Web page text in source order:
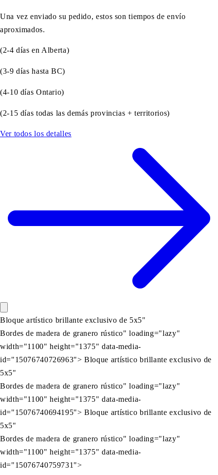
Una vez enviado su pedido, estos son tiempos de envío
aproximados.
(2-4 días en Alberta)
(3-9 días hasta BC)
(4-10 días Ontario)
(2-15 días todas las demás provincias + territorios)
Ver todos los detalles
Bloque artístico brillante exclusivo de 5x5"
Bordes de madera de granero rústico" loading="lazy"
width="1100" height="1375" data-media-
id="15076740726963"> Bloque artístico brillante exclusivo de
5x5"
Bordes de madera de granero rústico" loading="lazy"
width="1100" height="1375" data-media-
id="15076740694195"> Bloque artístico brillante exclusivo de
5x5"
Bordes de madera de granero rústico" loading="lazy"
width="1100" height="1375" data-media-
id="15076740759731">